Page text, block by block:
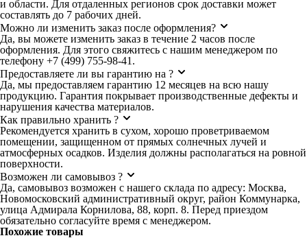
и области. Для отдаленных регионов срок доставки может
составлять до 7 рабочих дней.
Можно ли изменить заказ после оформления?
Да, вы можете изменить заказ в течение 2 часов после
оформления. Для этого свяжитесь с нашим менеджером по
телефону +7 (499) 755-98-41.
Предоставляете ли вы гарантию на ?
Да, мы предоставляем гарантию 12 месяцев на всю нашу
продукцию. Гарантия покрывает производственные дефекты и
нарушения качества материалов.
Как правильно хранить ?
Рекомендуется хранить в сухом, хорошо проветриваемом
помещении, защищенном от прямых солнечных лучей и
атмосферных осадков. Изделия должны располагаться на ровной
поверхности.
Возможен ли самовывоз ?
Да, самовывоз возможен с нашего склада по адресу: Москва,
Новомосковский административный округ, район Коммунарка,
улица Адмирала Корнилова, 88, корп. 8. Перед приездом
обязательно согласуйте время с менеджером.
Похожие товары